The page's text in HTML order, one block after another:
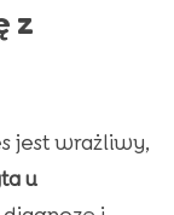
z
jest wrażliwy,
u